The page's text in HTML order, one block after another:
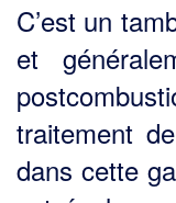
C’est un
et
traitement
dans cette